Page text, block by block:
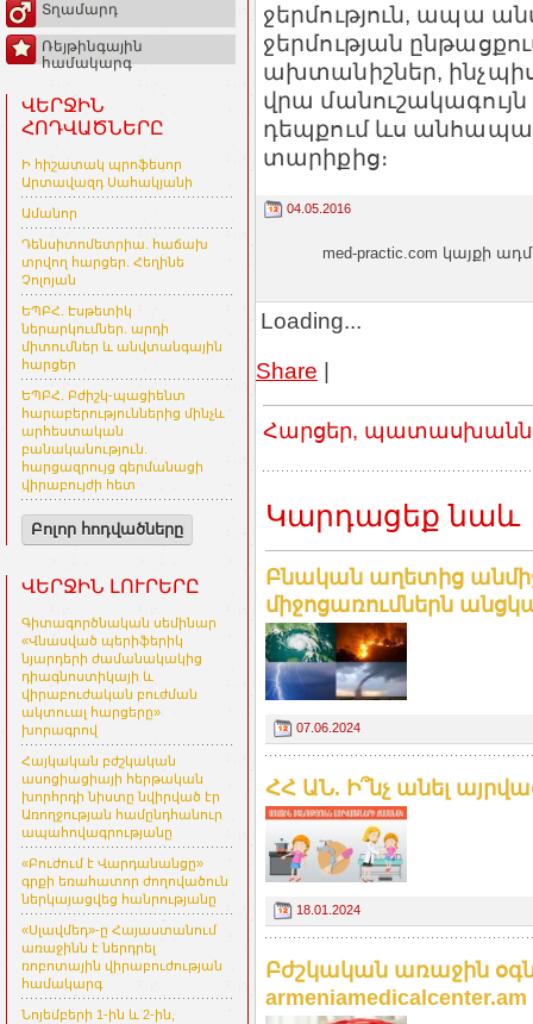
Տղամարդ
Ռեյթինգային
համակարգ
ՎԵՐՋԻՆ
ՀՈԴՎԱԾՆԵՐԸ
Ի հիշատակ պրոֆեսոր
Արտավազդ Սահակյանի
Ամանոր
Դենսիտոմետրիա. հաճախ
տրվող հարցեր. Հեղինե
Չոլոյան
ԵՊԲՀ. Էսթետիկ
ներարկումներ. արդի
միտումներ և անվտանգային
հարցեր
ԵՊԲՀ. Բժիշկ-պացիենտ
հարաբերություններից մինչև
արհեստական
բանականություն.
հարցազրույց գերմանացի
վիրաբույժի հետ
Բոլոր հոդվածները
ՎԵՐՋԻՆ ԼՈՒՐԵՐԸ
Գիտագործնական սեմինար
«Վնասված պերիֆերիկ
նյարդերի ժամանակակից
դիագնոստիկայի և
վիրաբուժական բուժման
ակտուալ հարցերը»
խորագրով
Հայկական բժշկական
ասոցիացիայի հերթական
խորհրդի նիստը նվիրված էր
Առողջության համընդհանուր
ապահովագրությանը
«Բուժում է Վարդանանցը»
գրքի եռահատոր ժողովածուն
ներկայացվեց հանրությանը
«Սլավմեդ»-ը Հայաստանում
առաջինն է ներդրել
ռոբոտային վիրաբուժության
համակարգ
Նոյեմբերի 1-ին և 2-ին,
ջերմություն, ապա
ջերմության
ախտանիշներ,
վրա
դեպքում ևս
տարիքից։
04.05.2016
med-practic.com կայքի
Loading...
Share |
Հարցեր,
Կարդացեք նաև
Բնական աղետից
միջոցառումներն
07.06.2024
ՀՀ ԱՆ. Ի՞նչ անել
18.01.2024
Բժշկական առաջին
armeniamedicalcenter.am